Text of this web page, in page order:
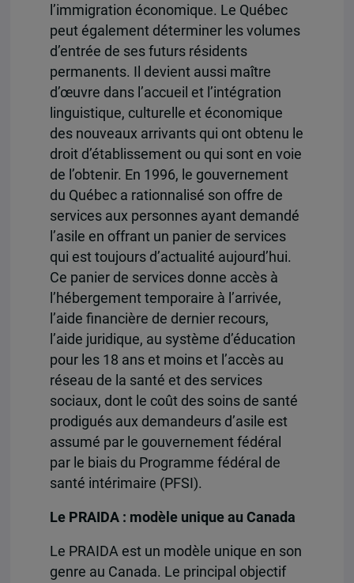
l’immigration économique. Le Québec
peut également déterminer les volumes
d’entrée de ses futurs résidents
permanents. Il devient aussi maître
d’œuvre dans l’accueil et l’intégration
linguistique, culturelle et économique
des nouveaux arrivants qui ont obtenu le
droit d’établissement ou qui sont en voie
de l’obtenir. En 1996, le gouvernement
du Québec a rationnalisé son offre de
services aux personnes ayant demandé
l’asile en offrant un panier de services
qui est toujours d’actualité aujourd’hui.
Ce panier de services donne accès à
l’hébergement temporaire à l’arrivée,
l’aide financière de dernier recours,
l’aide juridique, au système d’éducation
pour les 18 ans et moins et l’accès au
réseau de la santé et des services
sociaux, dont le coût des soins de santé
prodigués aux demandeurs d’asile est
assumé par le gouvernement fédéral
par le biais du Programme fédéral de
santé intérimaire (PFSI).
Le PRAIDA : modèle unique au Canada
Le PRAIDA est un modèle unique en son
genre au Canada. Le principal objectif